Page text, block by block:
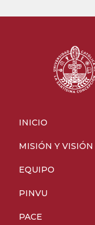
INICIO
MISIÓN Y VISIÓN
EQUIPO
PINVU
PACE